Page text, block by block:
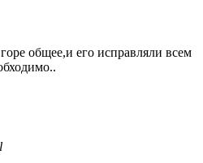
общее,и его исправляли всем